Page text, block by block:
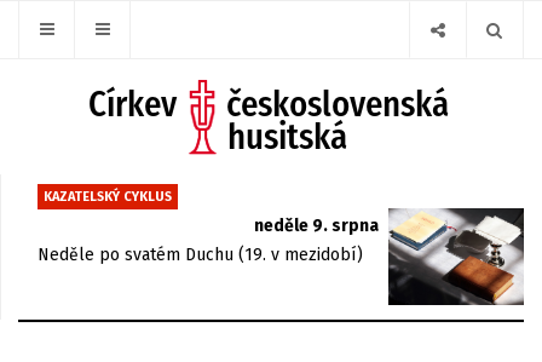
KAZATELSKÝ CYKLUS
neděle 9. srpna
Neděle po svatém Duchu (19. v mezidobí)